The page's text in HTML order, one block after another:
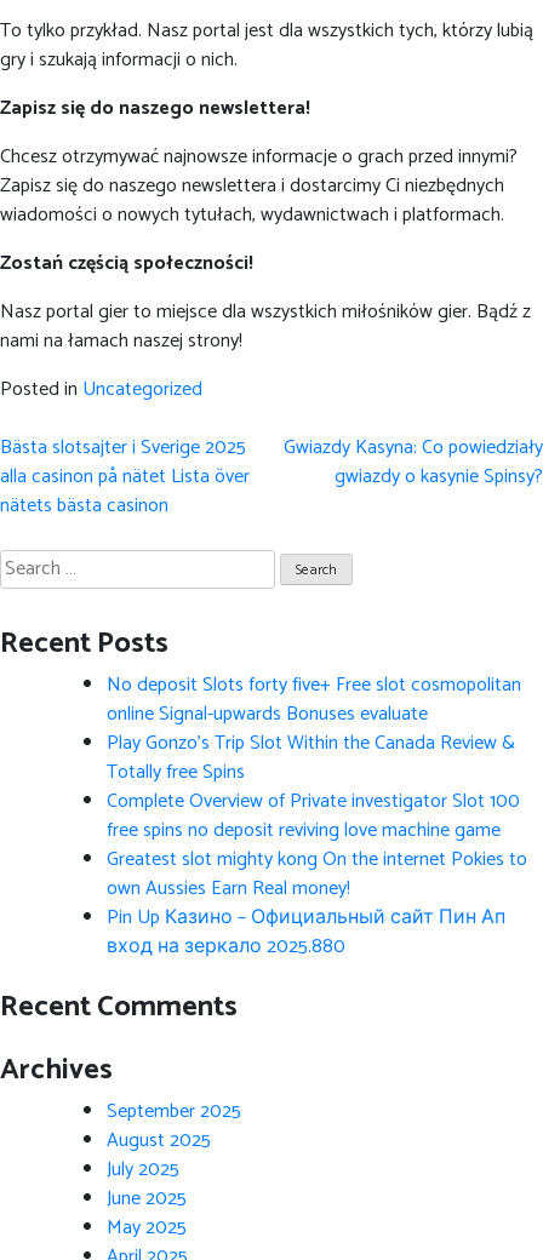
To tylko przykład. Nasz portal jest dla wszystkich tych, którzy lubią
gry i szukają informacji o nich.
Zapisz się do naszego newslettera!
Chcesz otrzymywać najnowsze informacje o grach przed innymi?
Zapisz się do naszego newslettera i dostarcimy Ci niezbędnych
wiadomości o nowych tytułach, wydawnictwach i platformach.
Zostań częścią społeczności!
Nasz portal gier to miejsce dla wszystkich miłośników gier. Bądź z
nami na łamach naszej strony!
Posted in Uncategorized
Post
navigation
Bästa slotsajter i Sverige 2025
alla casinon på nätet Lista över
nätets bästa casinon
Gwiazdy Kasyna: Co powiedziały
gwiazdy o kasynie Spinsy?
Search
for:
Recent Posts
No deposit Slots forty five+ Free slot cosmopolitan
online Signal-upwards Bonuses evaluate
Play Gonzo’s Trip Slot Within the Canada Review &
Totally free Spins
Complete Overview of Private investigator Slot 100
free spins no deposit reviving love machine game
Greatest slot mighty kong On the internet Pokies to
own Aussies Earn Real money!
Pin Up Казино – Официальный сайт Пин Ап
вход на зеркало 2025.880
Recent Comments
Archives
September 2025
August 2025
July 2025
June 2025
May 2025